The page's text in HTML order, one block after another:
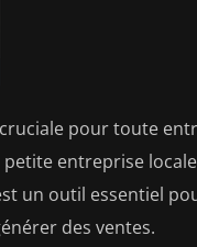
pour toute
entreprise
un outil essentiel
des ventes.